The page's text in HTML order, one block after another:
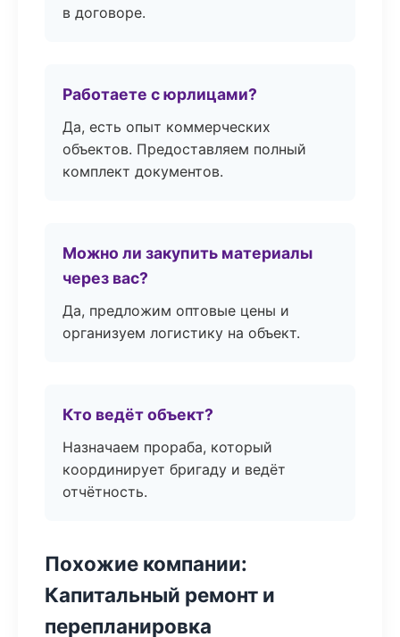
в договоре.
Работаете с юрлицами?
Да, есть опыт коммерческих
объектов. Предоставляем полный
комплект документов.
Можно ли закупить материалы
через вас?
Да, предложим оптовые цены и
организуем логистику на объект.
Кто ведёт объект?
Назначаем прораба, который
координирует бригаду и ведёт
отчётность.
Похожие компании:
Капитальный ремонт и
перепланировка